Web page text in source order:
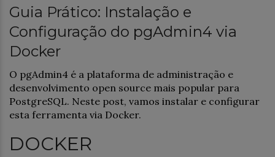
Guia Prático: Instalação e
Configuração do pgAdmin4 via
Docker
O pgAdmin4 é a plataforma de administração e
desenvolvimento open source mais popular para
PostgreSQL. Neste post, vamos instalar e configurar
esta ferramenta via Docker.
DOCKER